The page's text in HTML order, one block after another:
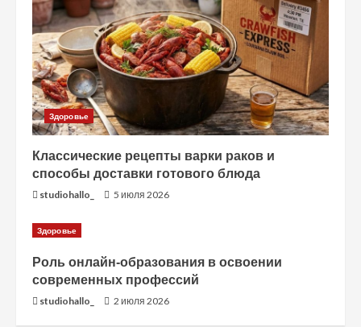
е
н
и
е Здоровье
Классические рецепты варки раков и
способы доставки готового блюда
studiohallo_ 5 июля 2026
Здоровье
Роль онлайн-образования в освоении
современных профессий
studiohallo_ 2 июля 2026